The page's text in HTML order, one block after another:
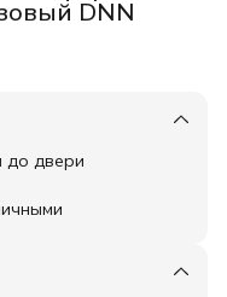
DNN
до двери